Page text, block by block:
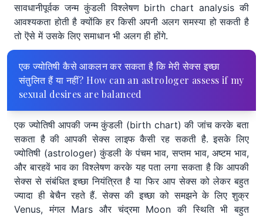
सावधानीपूर्वक जन्म कुंडली विश्लेषण birth chart analysis की
आवश्यकता होती है क्योंकि हर किसी अपनी अलग समस्या हो सकती है
तो ऎसे में उसके लिए समाधान भी अलग ही होंगे.
एक ज्योतिषी कैसे आकलन कर सकता है कि मेरी सेक्स इच्छा
संतुलित हैं या नहीं? How can an astrologer assess if my
sexual desires are balanced
एक ज्योतिषी आपकी जन्म कुंडली (birth chart) की जांच करके बता
सकता है की आपकी सेक्स लाइफ कैसी रह सकती है. इसके लिए
ज्योतिषी (astrologer) कुंडली के पंचम भाव, सप्तम भाव, अष्टम भाव,
और बारहवें भाव का विश्लेषण करके यह पता लगा सकता है कि आपकी
सेक्स से संबंधित इच्छा नियंत्रित है या फिर आप सेक्स को लेकर बहुत
ज्यादा ही बेचैन रहते हैं. सेक्स की इच्छा को समझने के लिए शुक्र
Venus, मंगल Mars और चंद्रमा Moon की स्थिति भी बहुत